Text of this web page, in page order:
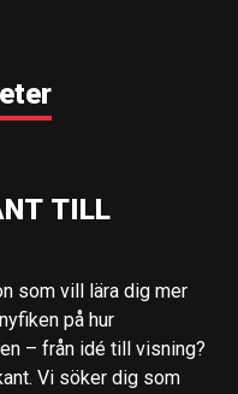
TILL
som vill lära dig mer
på hur
– från idé till visning?
Vi söker dig som